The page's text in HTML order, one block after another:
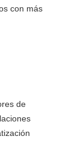
con más
de